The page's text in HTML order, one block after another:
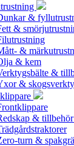
&
&
&
& kem
&
&
&
turn &